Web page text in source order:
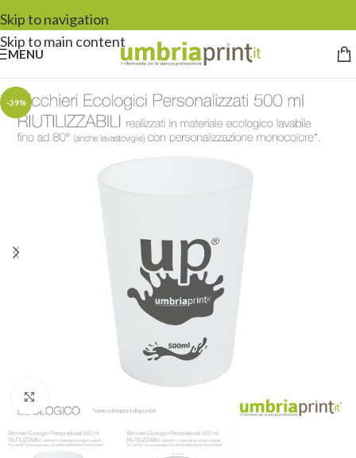
Skip to navigation
Skip to main content
MENU
-39%